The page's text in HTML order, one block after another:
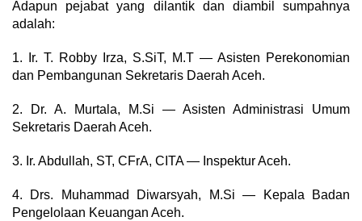
Adapun pejabat yang dilantik dan diambil sumpahnya
adalah:
1. Ir. T. Robby Irza, S.SiT, M.T — Asisten Perekonomian
dan Pembangunan Sekretaris Daerah Aceh.
2. Dr. A. Murtala, M.Si — Asisten Administrasi Umum
Sekretaris Daerah Aceh.
3. Ir. Abdullah, ST, CFrA, CITA — Inspektur Aceh.
4. Drs. Muhammad Diwarsyah, M.Si — Kepala Badan
Pengelolaan Keuangan Aceh.